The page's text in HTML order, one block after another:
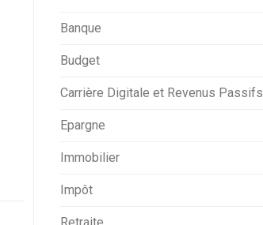
Banque
Budget
Carrière Digitale et Revenus Passifs
Epargne
Immobilier
Impôt